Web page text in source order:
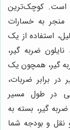
است. کوچک‌ترین
منجر به خسارات
استفاده از یک
ضربه گیر،
گیر، همچون یک
در برابر ضربات،
در طول مسیر
گیر، بسته به
نقل و بودجه شما